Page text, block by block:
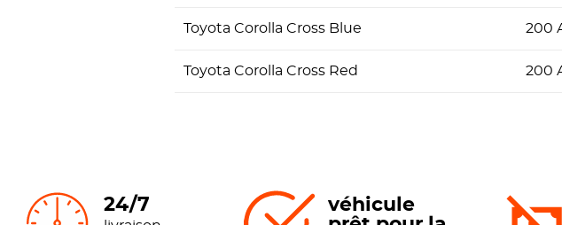
Toyota Corolla Cross Blue 200
Toyota Corolla Cross Red 200
24/7
véhicule